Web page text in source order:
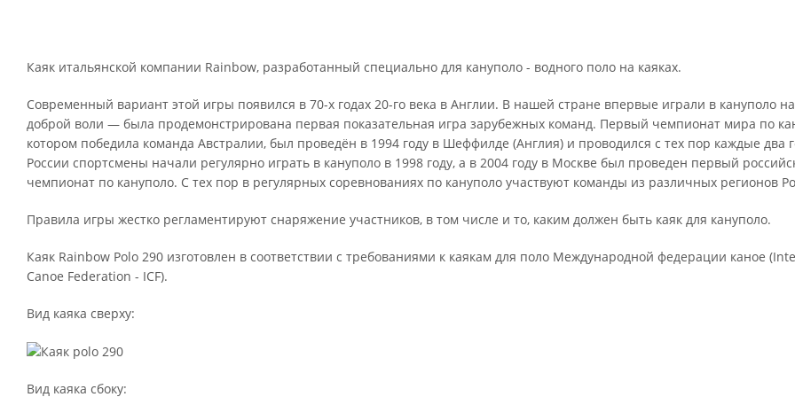
Каяк итальянской компании Rainbow, разработанный специально для кануполо - водного поло на каяках.
Современный вариант этой игры появился в 70-х годах 20-го века в Англии. В нашей стране впервые играли в кануполо
доброй воли — была продемонстрирована первая показательная игра зарубежных команд. Первый чемпионат мира по
котором победила команда Австралии, был проведён в 1994 году в Шеффилде (Англия) и проводился с тех пор каждые два
России спортсмены начали регулярно играть в кануполо в 1998 году, а в 2004 году в Москве был проведен первый
чемпионат по кануполо. С тех пор в регулярных соревнованиях по кануполо участвуют команды из различных регионов
Правила игры жестко регламентируют снаряжение участников, в том числе и то, каким должен быть каяк для кануполо.
Каяк Rainbow Polo 290 изготовлен в соответствии с требованиями к каякам для поло Международной федерации каное
Canoe Federation - ICF).
Вид каяка сверху:
Вид каяка сбоку: